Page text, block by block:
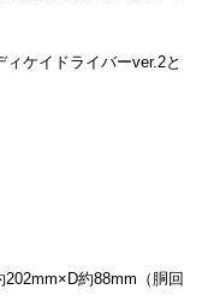
ケイドライバーver.2と
約88mm（胴回